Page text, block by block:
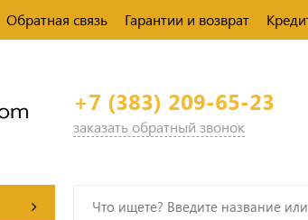
Обратная связь Гарантии и возврат
+7 (383) 209-65-23
заказать обратный звонок